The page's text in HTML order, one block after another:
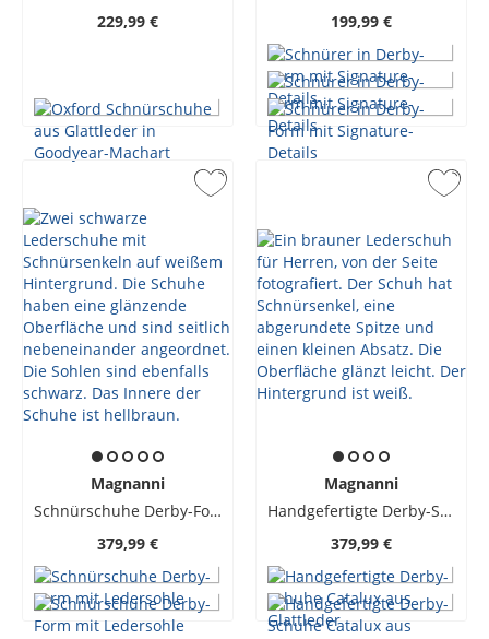
229,99 €
199,99 €
Magnanni
Schnürschuhe Derby-Form mit Ledersohle
379,99 €
Magnanni
Handgefertigte Derby-Schuhe Catalux aus Glattleder
379,99 €